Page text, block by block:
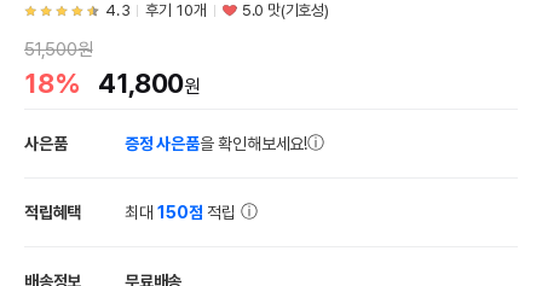
4.3 후기 10개 5.0 맛(기호성)
51,500원
18% 41,800원
사은품 증정 사은품을 확인해보세요!
적립혜택 최대150점 적립
배송정보 무료배송